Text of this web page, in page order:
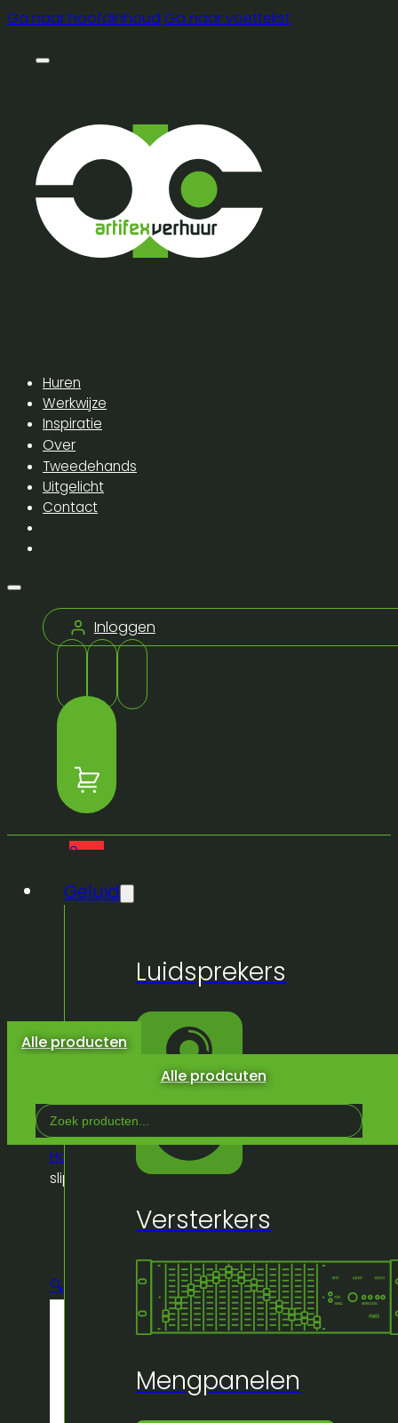
Ga naar hoofdinhoud Ga naar voettekst
Huren
Werkwijze
Inspiratie
Over
Tweedehands
Uitgelicht
Contact
Alle prodcuten
Inloggen
0
producten
winkelwagen.
Geluid
Luidsprekers
Versterkers
Mengpanelen
Alle producten
Search
...
Home
Winkel Inrichting/Opdienmateriaal
slip dienplateau 37cm
🔍